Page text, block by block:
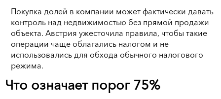
Покупка долей в компании может фактически давать
контроль над недвижимостью без прямой продажи
объекта. Австрия ужесточила правила, чтобы такие
операции чаще облагались налогом и не
использовались для обхода обычного налогового
режима.
Что означает порог 75%